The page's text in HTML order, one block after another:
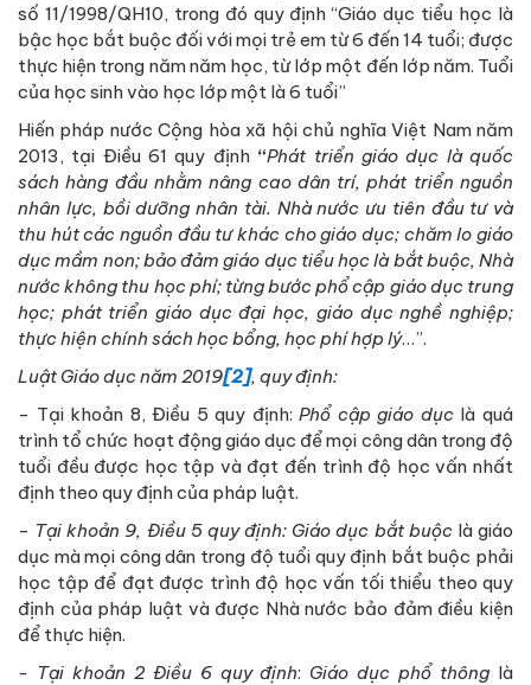
số 11/1998/QH10, trong đó quy định “Giáo dục tiểu học là
bậc học bắt buộc đối với mọi trẻ em từ 6 đến 14 tuổi; được
thực hiện trong năm năm học, từ lớp một đến lớp năm. Tuổi
của học sinh vào học lớp một là 6 tuổi”
Hiến pháp nước Cộng hòa xã hội chủ nghĩa Việt Nam năm
2013, tại Điều 61 quy định “Phát triển giáo dục là quốc
sách hàng đầu nhằm nâng cao dân trí, phát triển nguồn
nhân lực, bồi dưỡng nhân tài. Nhà nước ưu tiên đầu tư và
thu hút các nguồn đầu tư khác cho giáo dục; chăm lo giáo
dục mầm non; bảo đảm giáo dục tiểu học là bắt buộc, Nhà
nước không thu học phí; từng bước phổ cập giáo dục trung
học; phát triển giáo dục đại học, giáo dục nghề nghiệp;
thực hiện chính sách học bổng, học phí hợp lý…”.
Luật Giáo dục năm 2019[2], quy định:
- Tại khoản 8, Điều 5 quy định:Phổ cập giáo dụclà quá
trình tổ chức hoạt động giáo dục để mọi công dân trong độ
tuổi đều được học tập và đạt đến trình độ học vấn nhất
định theo quy định của pháp luật.
- Tại khoản 9, Điều 5 quy định: Giáo dục bắt buộclà giáo
dục mà mọi công dân trong độ tuổi quy định bắt buộc phải
học tập để đạt được trình độ học vấn tối thiểu theo quy
định của pháp luật và được Nhà nước bảo đảm điều kiện
để thực hiện.
- Tại khoản 2 Điều 6 quy định: Giáo dục phổ thông là